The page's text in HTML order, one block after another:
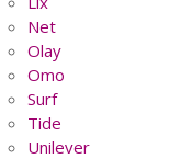
Net
Olay
Omo
Surf
Tide
Unilever